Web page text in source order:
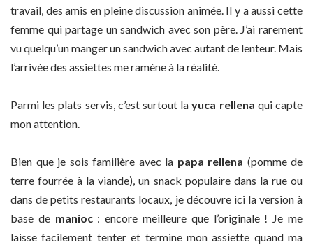
travail, des amis en pleine discussion animée. Il y a aussi cette
femme qui partage un sandwich avec son père. J’ai rarement
vu quelqu’un manger un sandwich avec autant de lenteur. Mais
l’arrivée des assiettes me ramène à la réalité.
Parmi les plats servis, c’est surtout layuca rellena qui capte
mon attention.
Bien que je sois familière avec la papa rellena (pomme de
terre fourrée à la viande), un snack populaire dans la rue ou
dans de petits restaurants locaux, je découvre ici la version à
base de manioc: encore meilleure que l’originale ! Je me
laisse facilement tenter et termine mon assiette quand ma